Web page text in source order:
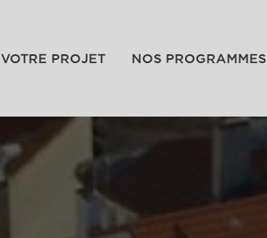
VOTRE PROJET NOS PROGRAMMES